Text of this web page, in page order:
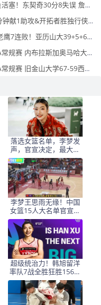
2025年12月31日 湖人末节崩盘负活塞！东契奇30分8失误 詹姆斯生日夜17分
2025年12月30日 杨瀚森出战10分钟献1助攻&开拓者胜独行侠 阿夫迪亚27+9+11
2025年12月30日 雷霆3人20+送老鹰7连败！亚历山大39+5+6 奥孔武26+14+6
2025年12月29日 12月29日NCAA常规赛 内布拉斯加奥马哈大学57-80俄勒冈大学 全场集锦
2025年12月29日 12月29日NCAA常规赛 旧金山大学67-59西雅图大学 全场集锦
落选女篮名单，李梦发
声，官宣决定，最大遗
憾曝光，张隆看懂了
李梦王思雨无缘！中国
女篮15人大名单官宣，
刘禹彤入选张子宇落选
超级统治力！韩旭留洋
率队7战全胜狂胜156分
升联赛第二逼近榜首